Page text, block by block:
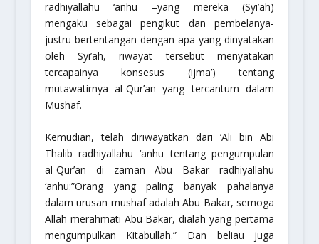
radhiyallahu ‘anhu –yang mereka (Syi’ah)
mengaku sebagai pengikut dan pembelanya-
justru bertentangan dengan apa yang dinyatakan
oleh Syi’ah, riwayat tersebut menyatakan
tercapainya konsesus (ijma’) tentang
mutawatirnya al-Qur’an yang tercantum dalam
Mushaf.
Kemudian, telah diriwayatkan dari ‘Ali bin Abi
Thalibradhiyallahu ‘anhu tentang pengumpulan
al-Qur’an di zaman Abu Bakarradhiyallahu
‘anhu:”Orang yang paling banyak pahalanya
dalam urusan mushaf adalah Abu Bakar, semoga
Allah merahmati Abu Bakar, dialah yang pertama
mengumpulkan Kitabullah.” Dan beliau juga